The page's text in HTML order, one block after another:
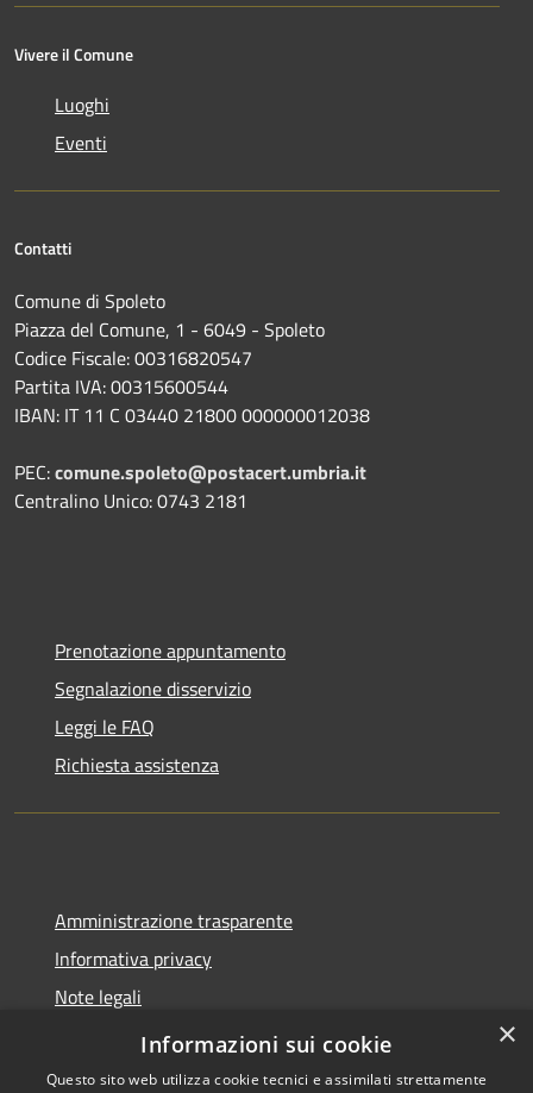
Vivere il Comune
Luoghi
Eventi
Contatti
Comune di Spoleto
Piazza del Comune, 1 - 6049 - Spoleto
Codice Fiscale: 00316820547
Partita IVA: 00315600544
IBAN: IT 11 C 03440 21800 000000012038
PEC:comune.spoleto@postacert.umbria.it
Centralino Unico: 0743 2181
Prenotazione appuntamento
Segnalazione disservizio
Leggi le FAQ
Richiesta assistenza
Amministrazione trasparente
Informativa privacy
Note legali
Dichiarazione di accessibilità
×
Informazioni sui cookie
Questo sito web utilizza cookie tecnici e assimilati strettamente